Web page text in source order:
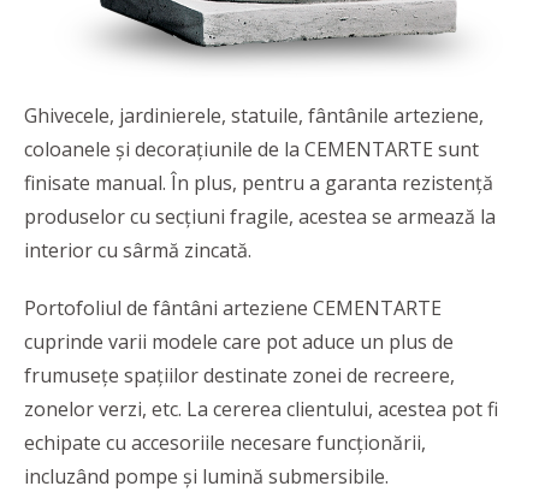
Ghivecele, jardinierele, statuile, fântânile arteziene,
coloanele și decorațiunile de la CEMENTARTE sunt
finisate manual. În plus, pentru a garanta rezistență
produselor cu secțiuni fragile, acestea se armează la
interior cu sârmă zincată.
Portofoliul de fântâni arteziene CEMENTARTE
cuprinde varii modele care pot aduce un plus de
frumusețe spațiilor destinate zonei de recreere,
zonelor verzi, etc. La cererea clientului, acestea pot fi
echipate cu accesoriile necesare funcționării,
incluzând pompe și lumină submersibile.